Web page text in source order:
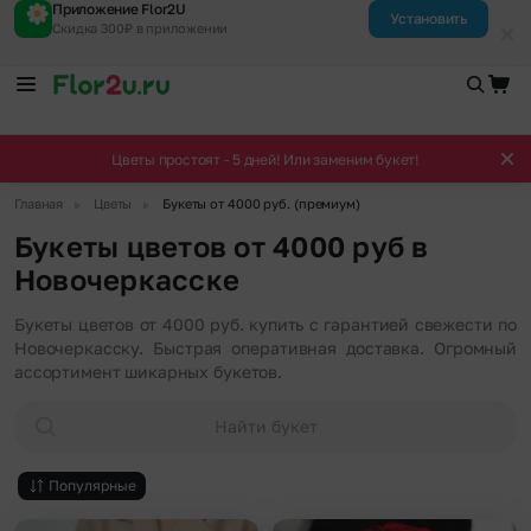
Приложение Flor2U
Скидка 300₽ в приложении
Установить
Цветы простоят - 5 дней! Или заменим букет!
Главная Цветы Букеты от 4000 руб. (премиум)
Букеты цветов от 4000 руб в
Новочеркасске
Букеты цветов от 4000 руб. купить с гарантией свежести по
Новочеркасску. Быстрая оперативная доставка. Огромный
ассортимент шикарных букетов.
Найти букет
Популярные